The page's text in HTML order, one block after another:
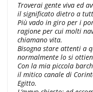
Troverai gente viva ed
il significato dietro a
Più vado in giro per i
ragione per cui molti
chiamano vita.
Bisogna stare attenti a
normalmente lo si
Con la mia piccola
il mitico canale di
Egitto.